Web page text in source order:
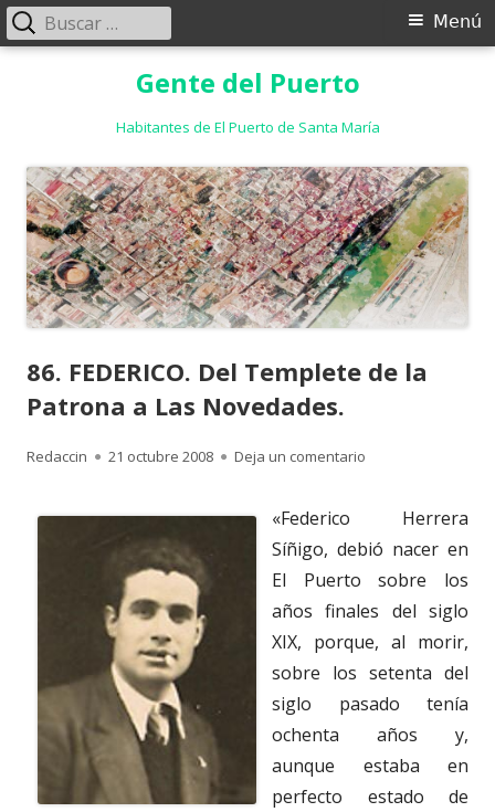
Gente del Puerto
Habitantes de El Puerto de Santa María
Menú
Menú
Buscar:
86. FEDERICO. Del Templete de la
Patrona a Las Novedades.
Autor
Redaccin
Publicado
21 octubre 2008 Deja un comentario
«Federico Herrera
Síñigo, debió nacer en
El Puerto sobre los
años finales del siglo
XIX, porque, al morir,
sobre los setenta del
siglo pasado tenía
ochenta años y,
aunque estaba en
perfecto estado de